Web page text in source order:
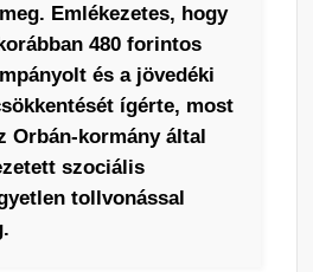
Emlékezetes, hogy
480 forintos
és a jövedéki
ígérte, most
Orbán-kormány által
szociális
tollvonással